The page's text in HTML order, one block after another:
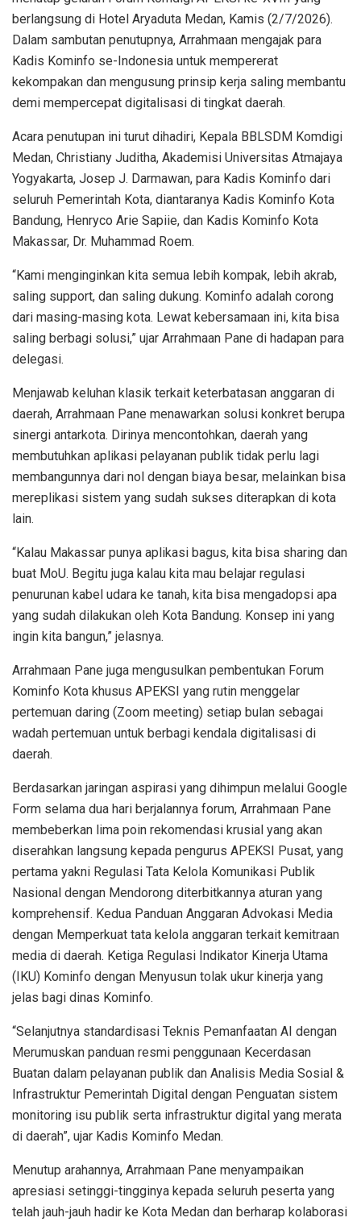
berlangsung di Hotel Aryaduta Medan, Kamis (2/7/2026).
Dalam sambutan penutupnya, Arrahmaan mengajak para
Kadis Kominfo se-Indonesia untuk mempererat
kekompakan dan mengusung prinsip kerja saling membantu
demi mempercepat digitalisasi di tingkat daerah.
Acara penutupan ini turut dihadiri, Kepala BBLSDM Komdigi
Medan, Christiany Juditha, Akademisi Universitas Atmajaya
Yogyakarta, Josep J. Darmawan, para Kadis Kominfo dari
seluruh Pemerintah Kota, diantaranya Kadis Kominfo Kota
Bandung, Henryco Arie Sapiie, dan Kadis Kominfo Kota
Makassar, Dr. Muhammad Roem.
“Kami menginginkan kita semua lebih kompak, lebih akrab,
saling support, dan saling dukung. Kominfo adalah corong
dari masing-masing kota. Lewat kebersamaan ini, kita bisa
saling berbagi solusi,” ujar Arrahmaan Pane di hadapan para
delegasi.
Menjawab keluhan klasik terkait keterbatasan anggaran di
daerah, Arrahmaan Pane menawarkan solusi konkret berupa
sinergi antarkota. Dirinya mencontohkan, daerah yang
membutuhkan aplikasi pelayanan publik tidak perlu lagi
membangunnya dari nol dengan biaya besar, melainkan bisa
mereplikasi sistem yang sudah sukses diterapkan di kota
lain.
“Kalau Makassar punya aplikasi bagus, kita bisa sharing dan
buat MoU. Begitu juga kalau kita mau belajar regulasi
penurunan kabel udara ke tanah, kita bisa mengadopsi apa
yang sudah dilakukan oleh Kota Bandung. Konsep ini yang
ingin kita bangun,” jelasnya.
Arrahmaan Pane juga mengusulkan pembentukan Forum
Kominfo Kota khusus APEKSI yang rutin menggelar
pertemuan daring (Zoom meeting) setiap bulan sebagai
wadah pertemuan untuk berbagi kendala digitalisasi di
daerah.
Berdasarkan jaringan aspirasi yang dihimpun melalui Google
Form selama dua hari berjalannya forum, Arrahmaan Pane
membeberkan lima poin rekomendasi krusial yang akan
diserahkan langsung kepada pengurus APEKSI Pusat, yang
pertama yakni Regulasi Tata Kelola Komunikasi Publik
Nasional dengan Mendorong diterbitkannya aturan yang
komprehensif. Kedua Panduan Anggaran Advokasi Media
dengan Memperkuat tata kelola anggaran terkait kemitraan
media di daerah. Ketiga Regulasi Indikator Kinerja Utama
(IKU) Kominfo dengan Menyusun tolak ukur kinerja yang
jelas bagi dinas Kominfo.
“Selanjutnya standardisasi Teknis Pemanfaatan AI dengan
Merumuskan panduan resmi penggunaan Kecerdasan
Buatan dalam pelayanan publik dan Analisis Media Sosial &
Infrastruktur Pemerintah Digital dengan Penguatan sistem
monitoring isu publik serta infrastruktur digital yang merata
di daerah”, ujar Kadis Kominfo Medan.
Menutup arahannya, Arrahmaan Pane menyampaikan
apresiasi setinggi-tingginya kepada seluruh peserta yang
telah jauh-jauh hadir ke Kota Medan dan berharap kolaborasi